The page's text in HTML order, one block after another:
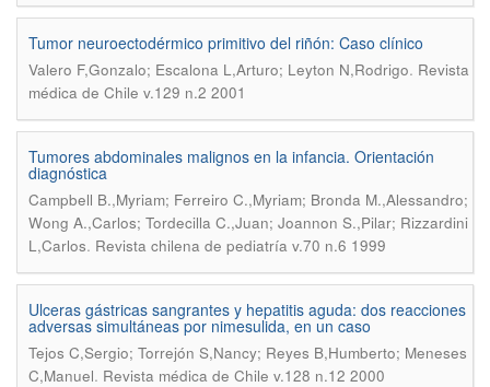
Tumor neuroectodérmico primitivo del riñón: Caso clínico
Valero F,Gonzalo; Escalona L,Arturo; Leyton N,Rodrigo. Revista
médica de Chile v.129 n.2 2001
Tumores abdominales malignos en la infancia. Orientación
diagnóstica
Campbell B.,Myriam; Ferreiro C.,Myriam; Bronda M.,Alessandro;
Wong A.,Carlos; Tordecilla C.,Juan; Joannon S.,Pilar; Rizzardini
L,Carlos. Revista chilena de pediatría v.70 n.6 1999
Ulceras gástricas sangrantes y hepatitis aguda: dos reacciones
adversas simultáneas por nimesulida, en un caso
Tejos C,Sergio; Torrejón S,Nancy; Reyes B,Humberto; Meneses
C,Manuel. Revista médica de Chile v.128 n.12 2000